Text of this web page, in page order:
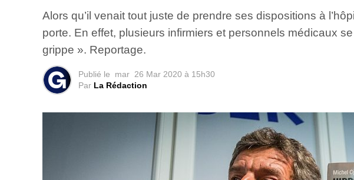
Alors qu’il venait tout juste de prendre ses dispositions à
porte. En effet, plusieurs infirmiers et personnels médicaux
grippe ». Reportage.
Publié le mar 26 Mar 2020 à 15h30
Par La Rédaction